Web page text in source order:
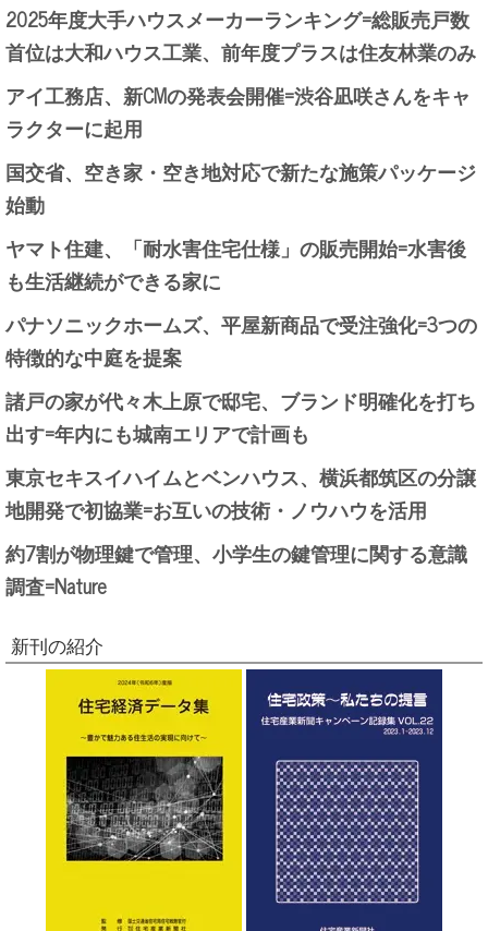
2025年度大手ハウスメーカーランキング=総販売戸数
首位は大和ハウス工業、前年度プラスは住友林業のみ
アイ工務店、新CMの発表会開催=渋谷凪咲さんをキャ
ラクターに起用
国交省、空き家・空き地対応で新たな施策パッケージ
始動
ヤマト住建、「耐水害住宅仕様」の販売開始=水害後
も生活継続ができる家に
パナソニックホームズ、平屋新商品で受注強化=3つの
特徴的な中庭を提案
諸戸の家が代々木上原で邸宅、ブランド明確化を打ち
出す=年内にも城南エリアで計画も
東京セキスイハイムとベンハウス、横浜都筑区の分譲
地開発で初協業=お互いの技術・ノウハウを活用
約7割が物理鍵で管理、小学生の鍵管理に関する意識
調査=Nature
新刊の紹介